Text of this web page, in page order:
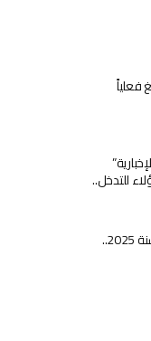
فعلياً
للتدخل..